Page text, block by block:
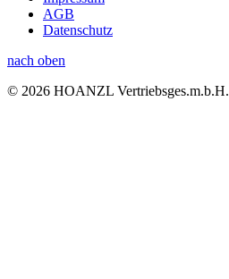
AGB
Datenschutz
nach oben
© 2026 HOANZL Vertriebsges.m.b.H.